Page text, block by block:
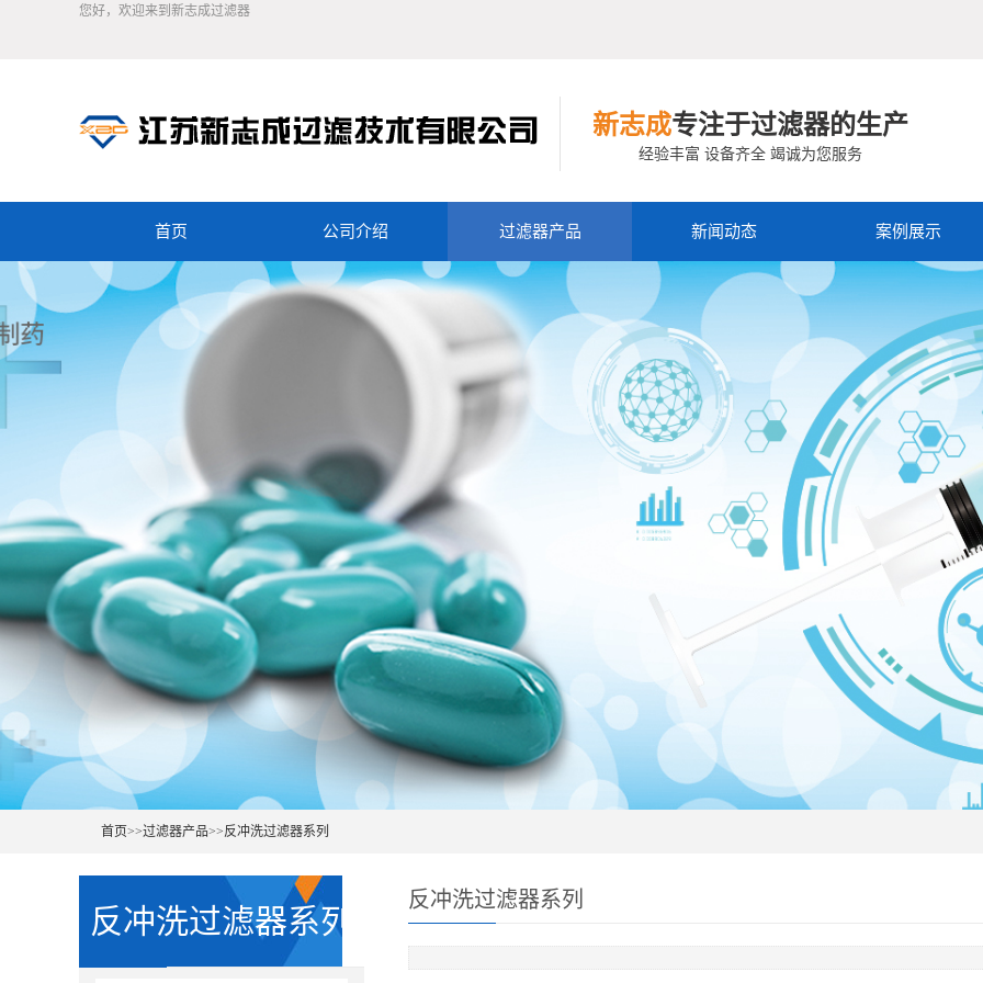
您好，欢迎来到新志成过滤器
新志成专注于过滤器的生产
经验丰富 设备齐全 竭诚为您服务
首页 公司介绍 过滤器产品 新闻动态 案例展示
首页>>过滤器产品>>反冲洗过滤器系列
反冲洗过滤器系列
反冲洗过滤器系列